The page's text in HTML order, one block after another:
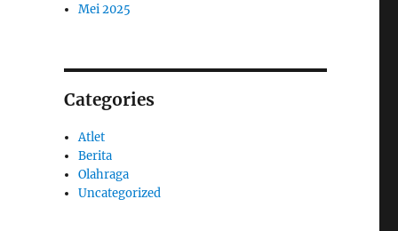
Mei 2025
Categories
Atlet
Berita
Olahraga
Uncategorized